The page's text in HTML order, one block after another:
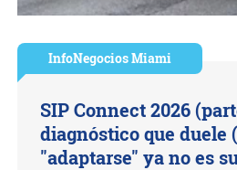
InfoNegocios Miami
SIP Connect 2026
diagnóstico que duele
"adaptarse" ya no es